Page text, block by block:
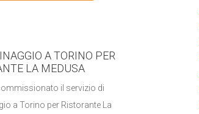
A TORINO PER
LA MEDUSA
il servizio di
a Torino per Ristorante La